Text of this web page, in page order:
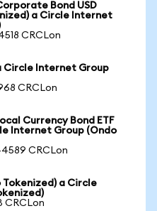
Bond USD
a Circle Internet
CRCLon
Circle Internet Group
CRCLon
Currency Bond ETF
Internet Group (Ondo
CRCLon
Tokenized) a Circle
CRCLon